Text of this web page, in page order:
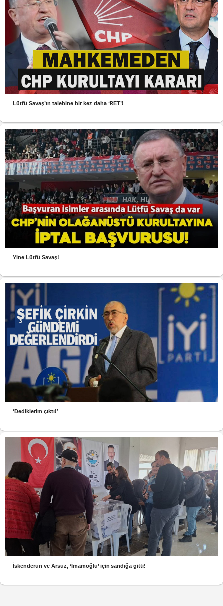
Lütfü Savaş’ın talebine bir kez daha ‘RET’!
Yine Lütfü Savaş!
‘Dediklerim çıktı!’
İskenderun ve Arsuz, ‘İmamoğlu’ için sandığa gitti!